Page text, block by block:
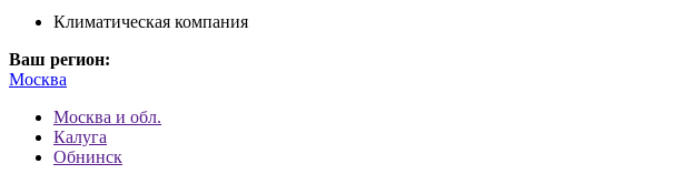
Климатическая компания
Ваш регион:
Москва
Москва и обл.
Калуга
Обнинск